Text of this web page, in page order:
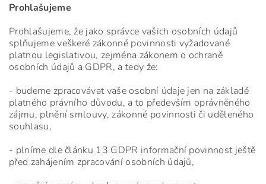
Prohlašujeme
Prohlašujeme, že jako správce vašich osobních údajů
splňujeme veškeré zákonné povinnosti vyžadované
platnou legislativou, zejména zákonem o ochraně
osobních údajů a GDPR, a tedy že:
- budeme zpracovávat vaše osobní údaje jen na základě
platného právního důvodu, a to především oprávněného
zájmu, plnění smlouvy, zákonné povinnosti či uděleného
souhlasu,
- plníme dle článku 13 GDPR informační povinnost ještě
před zahájením zpracování osobních údajů,